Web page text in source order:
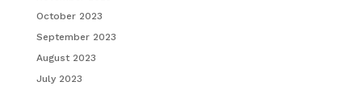
October 2023
September 2023
August 2023
July 2023